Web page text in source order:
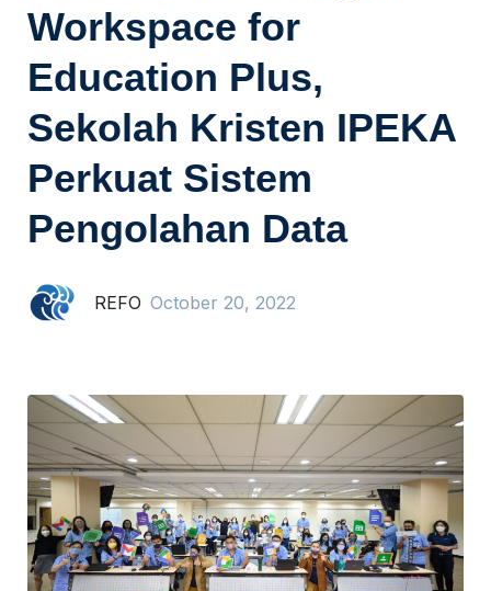
Workspace for
Education Plus,
Sekolah Kristen IPEKA
Perkuat Sistem
Pengolahan Data
REFO October 20, 2022